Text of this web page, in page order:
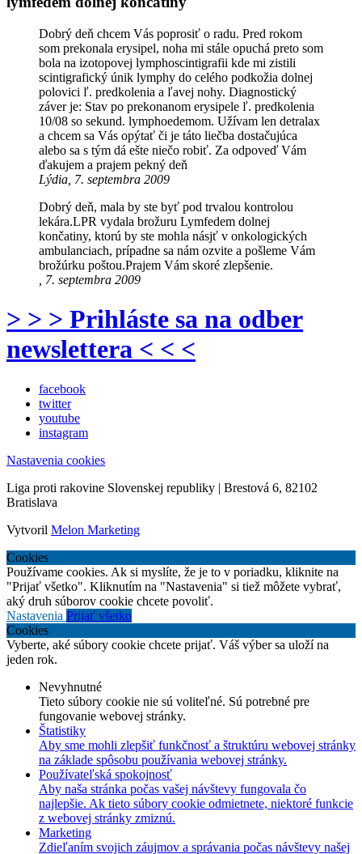
Dobrý deň chcem Vás poprosiť o radu. Pred rokom
som prekonala erysipel, noha mi stále opuchá preto som
bola na izotopovej lymphoscintigrafii kde mi zistili
scintigrafický únik lymphy do celého podkožia dolnej
polovici ľ. predkolenia a ľavej nohy. Diagnostický
záver je: Stav po prekonanom erysipele ľ. predkolenia
10/08 so sekund. lymphoedemom. Užívam len detralax
a chcem sa Vás opýtať či je táto liečba dostačujúca
alebo sa s tým dá ešte niečo robiť. Za odpoveď Vám
ďakujem a prajem pekný deň
Lýdia, 7. septembra 2009
Dobrý deň, mala by ste byť pod trvalou kontrolou
lekára.LPR vydala brožuru Lymfedem dolnej
končatiny, ktorú by ste mohla násjť v onkologických
ambulanciach, prípadne sa nám ozvite a pošleme Vám
brožúrku poštou.Prajem Vám skoré zlepšenie.
, 7. septembra 2009
> > > Prihláste sa na odber
newslettera < < <
facebook
twitter
youtube
instagram
Nastavenia cookies
Liga proti rakovine Slovenskej republiky | Brestová 6, 82102
Bratislava
Vytvoril Melon Marketing
Cookies
Používame cookies. Ak si myslíte, že je to v poriadku, kliknite na
"Prijať všetko". Kliknutím na "Nastavenia" si tiež môžete vybrať,
aký druh súborov cookie chcete povoliť.
Nastavenia Prijať všetko
Cookies
Vyberte, aké súbory cookie chcete prijať. Váš výber sa uloží na
jeden rok.
Nevyhnutné
Tieto súbory cookie nie sú voliteľné. Sú potrebné pre
fungovanie webovej stránky.
Štatistiky
Aby sme mohli zlepšiť funkčnosť a štruktúru webovej stránky
na základe spôsobu používania webovej stránky.
Používateľská spokojnosť
Aby naša stránka počas vašej návštevy fungovala čo
najlepšie. Ak tieto súbory cookie odmietnete, niektoré funkcie
z webovej stránky zmiznú.
Marketing
Zdieľaním svojich záujmov a správania počas návštevy našej